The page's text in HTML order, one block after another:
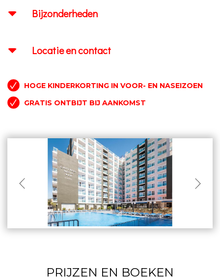
Bijzonderheden
Locatie en contact
HOGE KINDERKORTING IN VOOR- EN NASEIZOEN
GRATIS ONTBIJT BIJ AANKOMST
PRIJZEN EN BOEKEN